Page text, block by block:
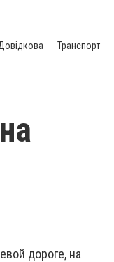
Транспорт
дороге, на